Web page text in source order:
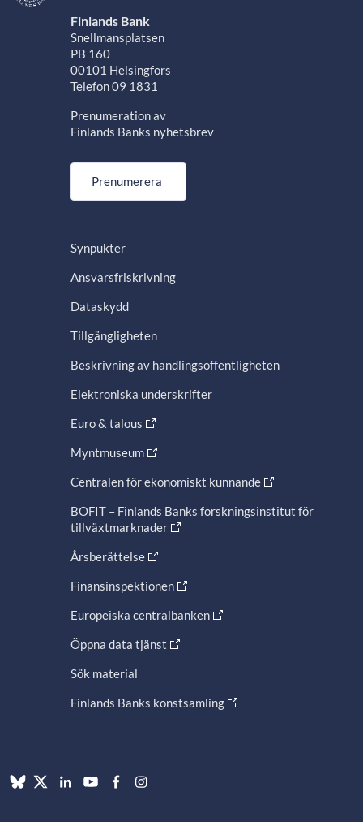
Finlands Bank
Snellmansplatsen
PB 160
00101 Helsingfors
Telefon 09 1831
Prenumeration av
Finlands Banks nyhetsbrev
Prenumerera
Synpukter
Ansvarsfriskrivning
Dataskydd
Tillgängligheten
Beskrivning av handlingsoffentligheten
Elektroniska underskrifter
Euro & talous
Myntmuseum
Centralen för ekonomiskt kunnande
BOFIT – Finlands Banks forskningsinstitut för
tillväxtmarknader
Årsberättelse
Finansinspektionen
Europeiska centralbanken
Öppna data tjänst
Sök material
Finlands Banks konstsamling